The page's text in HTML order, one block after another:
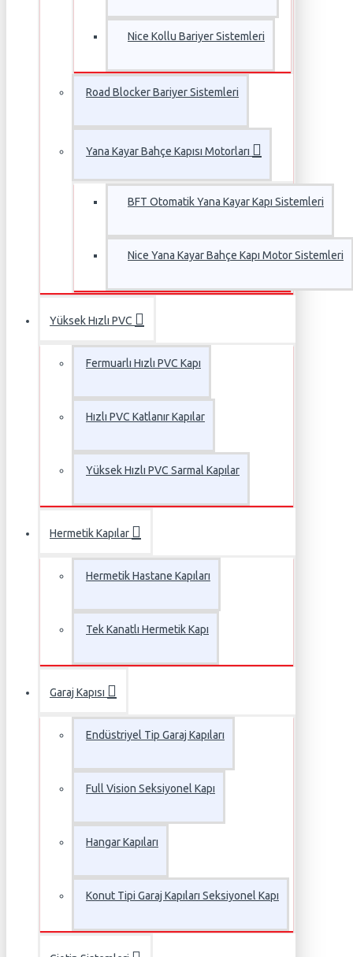
Nice Kollu Bariyer Sistemleri
Road Blocker Bariyer Sistemleri
Yana Kayar Bahçe Kapısı Motorları
BFT Otomatik Yana Kayar Kapı Sistemleri
Nice Yana Kayar Bahçe Kapı Motor Sistemleri
Yüksek Hızlı PVC
Fermuarlı Hızlı PVC Kapı
Hızlı PVC Katlanır Kapılar
Yüksek Hızlı PVC Sarmal Kapılar
Hermetik Kapılar
Hermetik Hastane Kapıları
Tek Kanatlı Hermetik Kapı
Garaj Kapısı
Endüstriyel Tip Garaj Kapıları
Full Vision Seksiyonel Kapı
Hangar Kapıları
Konut Tipi Garaj Kapıları Seksiyonel Kapı